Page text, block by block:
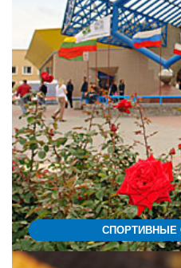
СПОРТИВНЫЕ